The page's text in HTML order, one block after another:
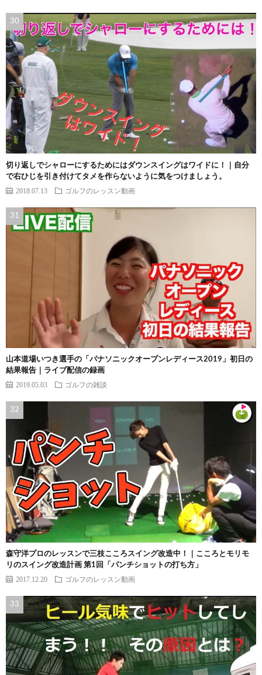
切り返しでシャローにするためにはダウンスイングはワイドに！｜自分
で右ひじを引き付けてタメを作らないように気をつけましょう。
2018.07.13 ゴルフのレッスン動画
山本道場いつき選手の「パナソニックオープンレディース2019」初日の
結果報告｜ライブ配信の録画
2019.05.03 ゴルフの雑談
森守洋プロのレッスンで三枝こころスイング改造中！｜こころとモリモ
リのスイング改造計画 第1回「パンチショットの打ち方」
2017.12.20 ゴルフのレッスン動画